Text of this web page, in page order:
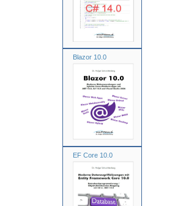
Blazor 10.0
EF Core 10.0